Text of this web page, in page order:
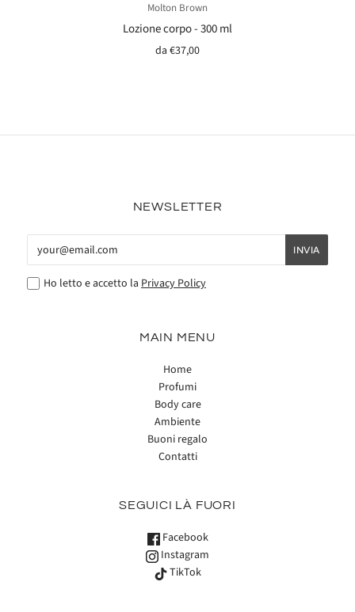
Molton Brown
Lozione corpo - 300 ml
da €37,00
NEWSLETTER
Ho letto e accetto la Privacy Policy
MAIN MENU
Home
Profumi
Body care
Ambiente
Buoni regalo
Contatti
SEGUICI LÀ FUORI
Facebook
Instagram
TikTok